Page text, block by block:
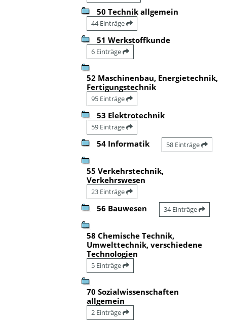
50 Technik allgemein
44 Einträge
51 Werkstoffkunde
6 Einträge
52 Maschinenbau, Energietechnik,
Fertigungstechnik
95 Einträge
53 Elektrotechnik
59 Einträge
54 Informatik 58 Einträge
55 Verkehrstechnik,
Verkehrswesen
23 Einträge
56 Bauwesen 34 Einträge
58 Chemische Technik,
Umwelttechnik, verschiedene
Technologien
5 Einträge
70 Sozialwissenschaften
allgemein
2 Einträge